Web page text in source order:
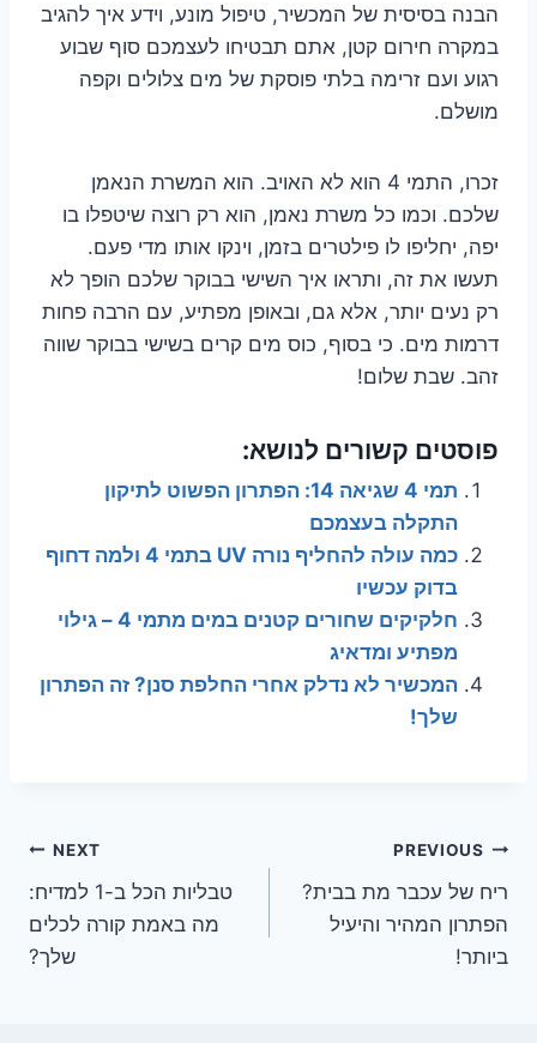
הבנה בסיסית של המכשיר, טיפול מונע, וידע איך להגיב
במקרה חירום קטן, אתם תבטיחו לעצמכם סוף שבוע
רגוע ועם זרימה בלתי פוסקת של מים צלולים וקפה
מושלם.
זכרו, התמי 4 הוא לא האויב. הוא המשרת הנאמן
שלכם. וכמו כל משרת נאמן, הוא רק רוצה שיטפלו בו
יפה, יחליפו לו פילטרים בזמן, וינקו אותו מדי פעם.
תעשו את זה, ותראו איך השישי בבוקר שלכם הופך לא
רק נעים יותר, אלא גם, ובאופן מפתיע, עם הרבה פחות
דרמות מים. כי בסוף, כוס מים קרים בשישי בבוקר שווה
זהב. שבת שלום!
פוסטים קשורים לנושא:
תמי 4 שגיאה 14: הפתרון הפשוט לתיקון
התקלה בעצמכם
כמה עולה להחליף נורה UV בתמי 4 ולמה דחוף
בדוק עכשיו
חלקיקים שחורים קטנים במים מתמי 4 – גילוי
מפתיע ומדאיג
המכשיר לא נדלק אחרי החלפת סנן? זה הפתרון
שלך!
ניווט
PREVIOUS
ריח של עכבר מת בבית?
הפתרון המהיר והיעיל
ביותר!
NEXT
טבליות הכל ב-1 למדיח:
מה באמת קורה לכלים
שלך?